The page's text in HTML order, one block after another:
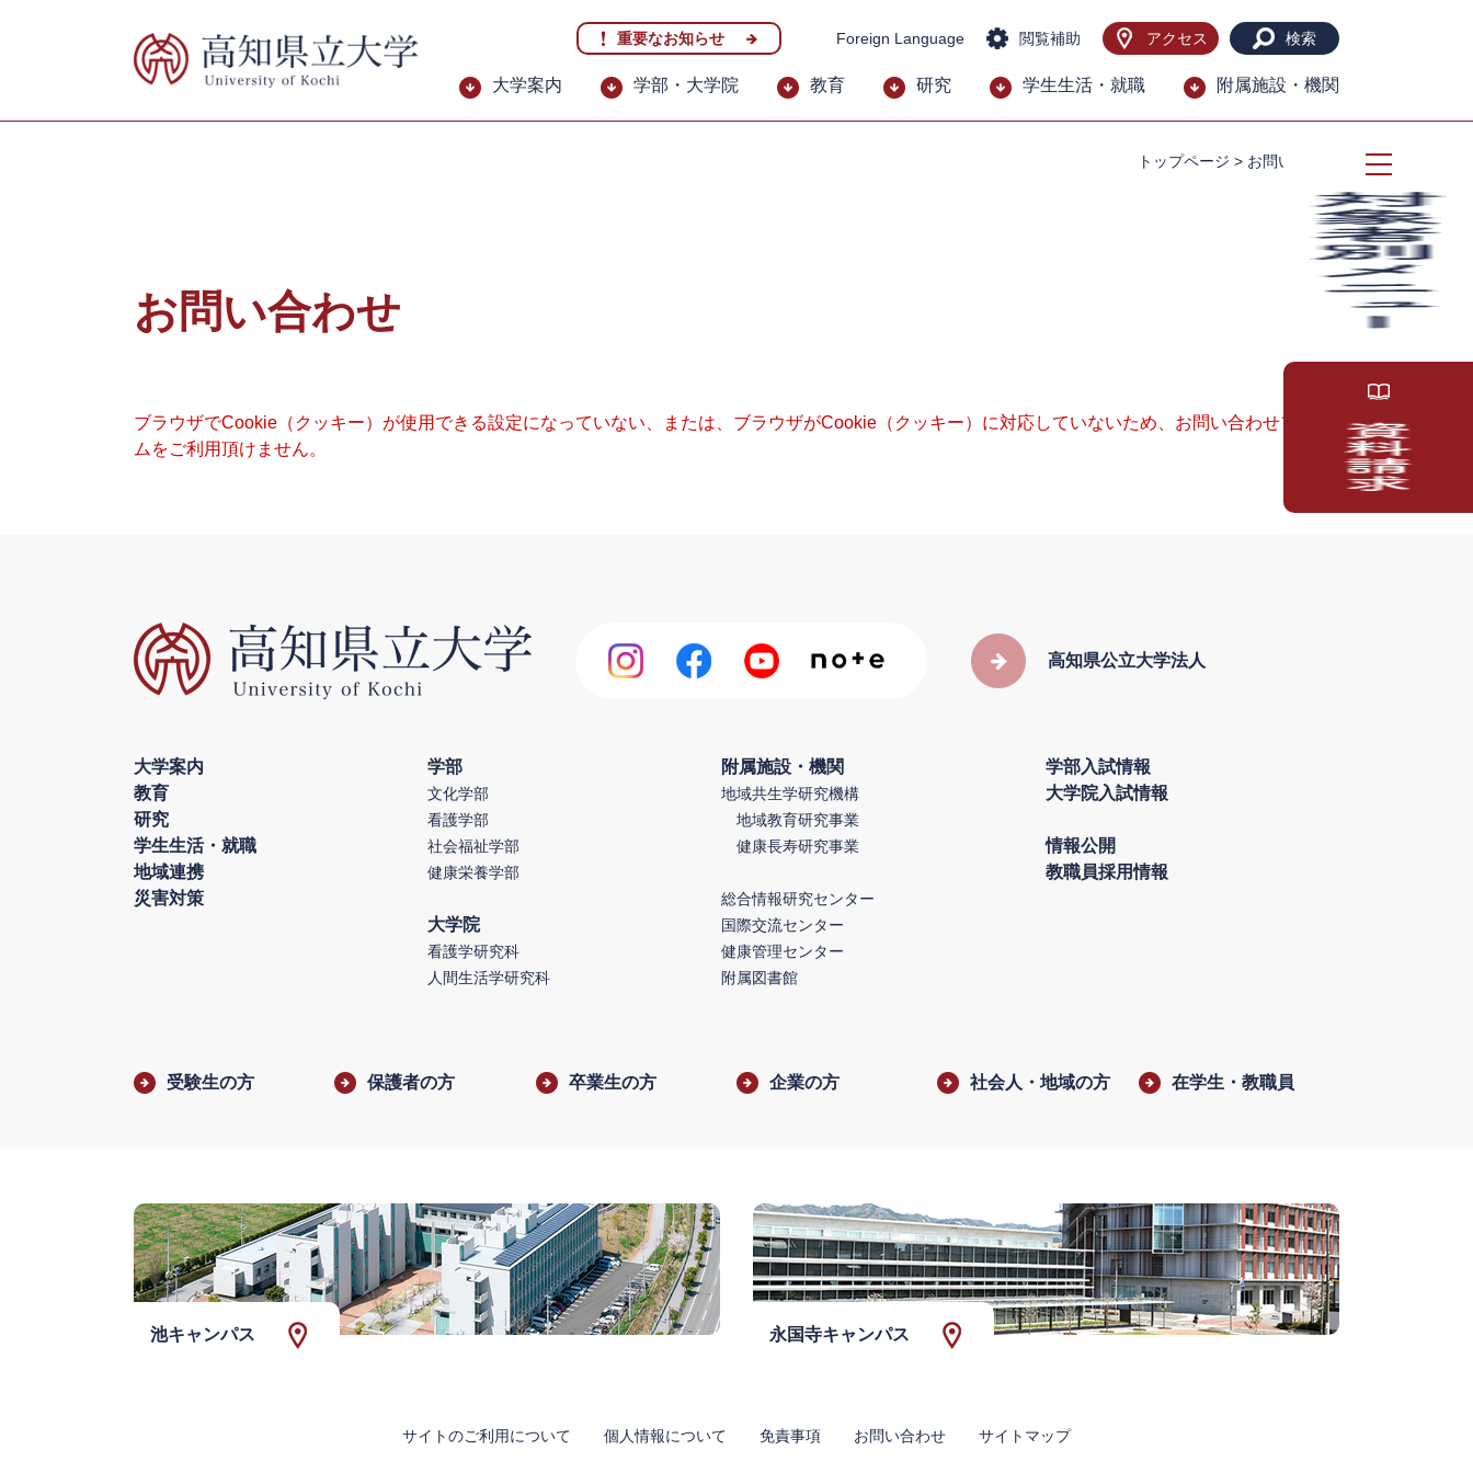
先
を
重要なお知らせ Foreign Language 閲覧補助 アクセス 検索
大学案内 学部・大学院 教育 研究 学生生活・就職 附属施設・機関
トップページ > お問い合わせ
お問い合わせ
ブラウザでCookie（クッキー）が使用できる設定になっていない、または、ブラウザがCookie（クッキー）に対応していないため、お問い合わせフォー
ムをご利用頂けません。
高知県公立大学法人
大学案内
教育
研究
学生生活・就職
地域連携
災害対策
学部
文化学部
看護学部
社会福祉学部
健康栄養学部
大学院
看護学研究科
人間生活学研究科
附属施設・機関
地域共生学研究機構
地域教育研究事業
健康長寿研究事業
総合情報研究センター
国際交流センター
健康管理センター
附属図書館
学部入試情報
大学院入試情報
情報公開
教職員採用情報
受験生の方 保護者の方 卒業生の方 企業の方 社会人・地域の方 在学生・教職員
池キャンパス 永国寺キャンパス
サイトのご利用について 個人情報について 免責事項 お問い合わせ サイトマップ